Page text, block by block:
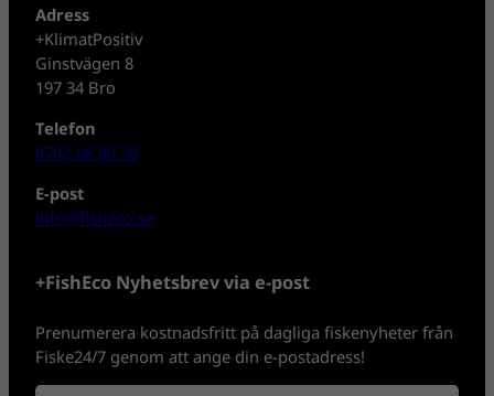
Adress
+KlimatPositiv
Ginstvägen 8
197 34 Bro
Telefon
0702-08 80 30
E-post
info@fisheco.se
+FishEco Nyhetsbrev via e-post
Prenumerera kostnadsfritt på dagliga fiskenyheter från
Fiske24/7 genom att ange din e-postadress!